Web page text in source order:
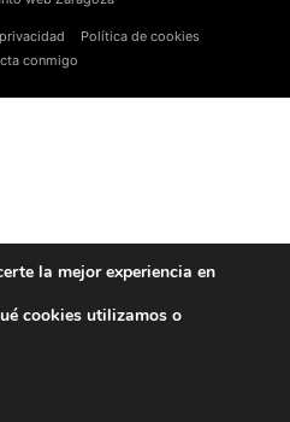
Política de cookies
conmigo
la mejor experiencia en
cookies utilizamos o